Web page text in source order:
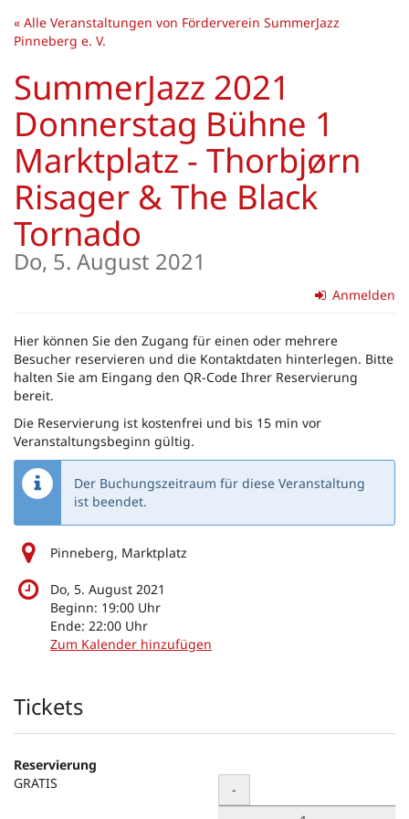
Zum
Haupt-
springen
« Alle Veranstaltungen von Förderverein SummerJazz
Pinneberg e. V.
SummerJazz 2021
Donnerstag Bühne 1
Marktplatz - Thorbjørn
Risager & The Black
Tornado
Do, 5. August 2021
Anmelden
Hier können Sie den Zugang für einen oder mehrere
Besucher reservieren und die Kontaktdaten hinterlegen. Bitte
halten Sie am Eingang den QR-Code Ihrer Reservierung
bereit.
Die Reservierung ist kostenfrei und bis 15 min vor
Veranstaltungsbeginn gültig.
Der Buchungszeitraum für diese Veranstaltung
ist beendet.
Pinneberg, Marktplatz
Do, 5. August 2021
Beginn: 19:00 Uhr
Ende: 22:00 Uhr
Zum Kalender hinzufügen
Produkte
Tickets
Reservierung
GRATIS
Menge
-